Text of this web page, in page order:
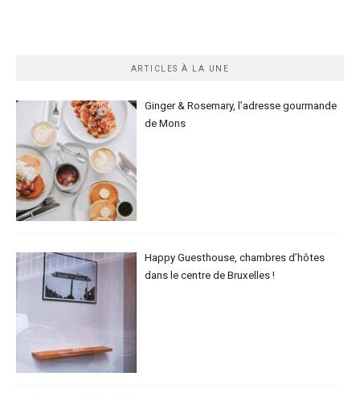
ARTICLES À LA UNE
Ginger & Rosemary, l’adresse gourmande
de Mons
Happy Guesthouse, chambres d’hôtes
dans le centre de Bruxelles !